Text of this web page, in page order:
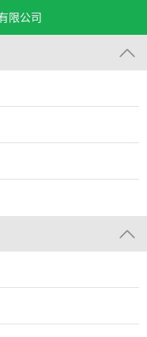
限公司